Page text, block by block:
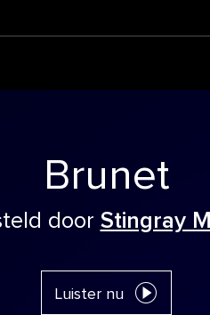
Brunet
door Stingray
Luister nu